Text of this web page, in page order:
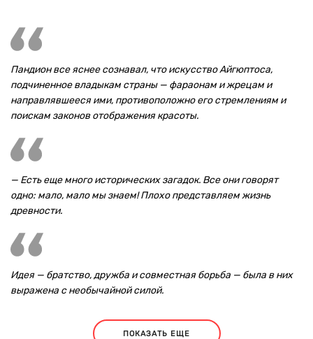
Пандион все яснее сознавал, что искусство Айгюптоса,
подчиненное владыкам страны — фараонам и жрецам и
направлявшееся ими, противоположно его стремлениям и
поискам законов отображения красоты.
— Есть еще много исторических загадок. Все они говорят
одно: мало, мало мы знаем! Плохо представляем жизнь
древности.
Идея — братство, дружба и совместная борьба — была в них
выражена с необычайной силой.
ПОКАЗАТЬ ЕЩЕ